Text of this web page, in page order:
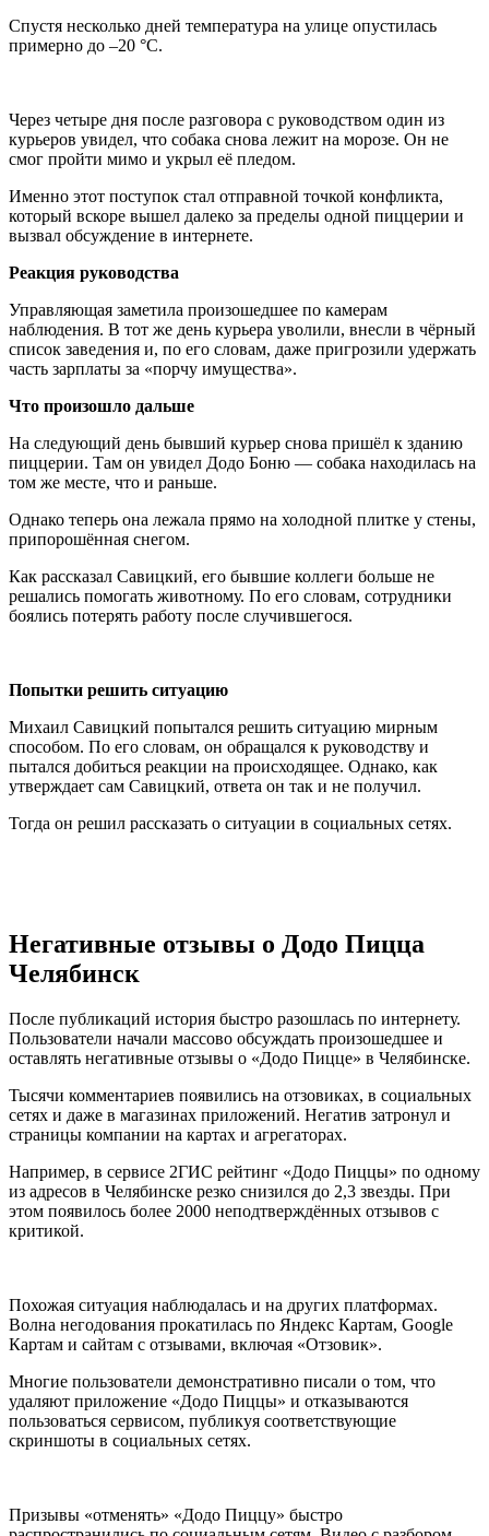
Спустя несколько дней температура на улице опустилась
примерно до –20 °C.
Через четыре дня после разговора с руководством один из
курьеров увидел, что собака снова лежит на морозе. Он не
смог пройти мимо и укрыл её пледом.
Именно этот поступок стал отправной точкой конфликта,
который вскоре вышел далеко за пределы одной пиццерии и
вызвал обсуждение в интернете.
Реакция руководства
Управляющая заметила произошедшее по камерам
наблюдения. В тот же день курьера уволили, внесли в чёрный
список заведения и, по его словам, даже пригрозили удержать
часть зарплаты за «порчу имущества».
Что произошло дальше
На следующий день бывший курьер снова пришёл к зданию
пиццерии. Там он увидел Додо Боню — собака находилась на
том же месте, что и раньше.
Однако теперь она лежала прямо на холодной плитке у стены,
припорошённая снегом.
Как рассказал Савицкий, его бывшие коллеги больше не
решались помогать животному. По его словам, сотрудники
боялись потерять работу после случившегося.
Попытки решить ситуацию
Михаил Савицкий попытался решить ситуацию мирным
способом. По его словам, он обращался к руководству и
пытался добиться реакции на происходящее. Однако, как
утверждает сам Савицкий, ответа он так и не получил.
Тогда он решил рассказать о ситуации в социальных сетях.
Негативные отзывы о Додо Пицца
Челябинск
После публикаций история быстро разошлась по интернету.
Пользователи начали массово обсуждать произошедшее и
оставлять негативные отзывы о «Додо Пицце» в Челябинске.
Тысячи комментариев появились на отзовиках, в социальных
сетях и даже в магазинах приложений. Негатив затронул и
страницы компании на картах и агрегаторах.
Например, в сервисе 2ГИС рейтинг «Додо Пиццы» по одному
из адресов в Челябинске резко снизился до 2,3 звезды. При
этом появилось более 2000 неподтверждённых отзывов с
критикой.
Похожая ситуация наблюдалась и на других платформах.
Волна негодования прокатилась по Яндекс Картам, Google
Картам и сайтам с отзывами, включая «Отзовик».
Многие пользователи демонстративно писали о том, что
удаляют приложение «Додо Пиццы» и отказываются
пользоваться сервисом, публикуя соответствующие
скриншоты в социальных сетях.
Призывы «отменять» «Додо Пиццу» быстро